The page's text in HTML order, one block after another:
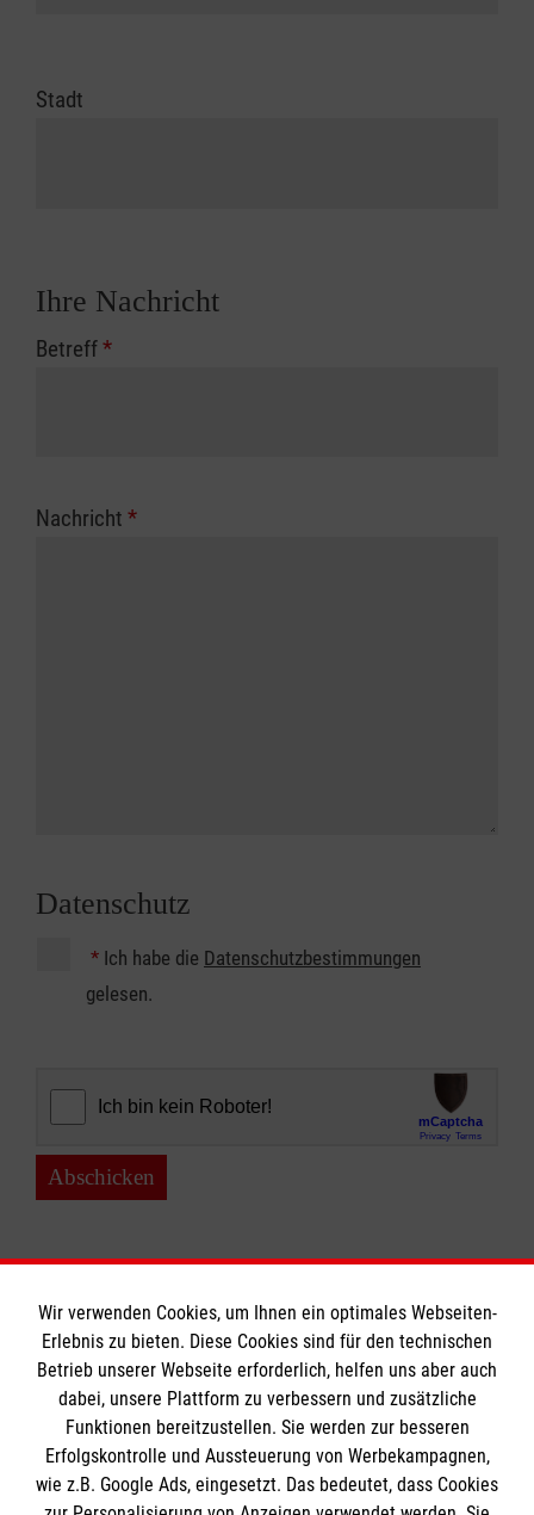
Stadt
Ihre Nachricht
Betreff*
Nachricht *
Datenschutz
* Ich habe die Datenschutzbestimmungen
gelesen.
Abschicken
Informationen
Impressum
Datenschutz
Die Malteser
Wir verwenden Cookies, um Ihnen ein optimales Webseiten-
Erlebnis zu bieten. Diese Cookies sind für den technischen
Betrieb unserer Webseite erforderlich, helfen uns aber auch
dabei, unsere Plattform zu verbessern und zusätzliche
Funktionen bereitzustellen. Sie werden zur besseren
Erfolgskontrolle und Aussteuerung von Werbekampagnen,
wie z.B. Google Ads, eingesetzt. Das bedeutet, dass Cookies